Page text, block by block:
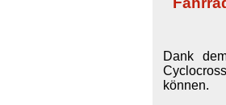
Dank
können.